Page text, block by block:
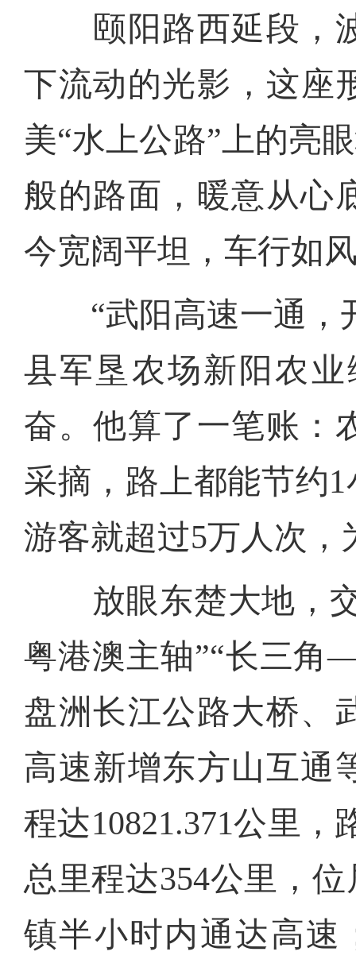
颐阳路西延段，波
下流动的光影，这座
美“水上公路”上的亮
般的路面，暖意从心
今宽阔平坦，车行如
“武阳高速一通，开
县军垦农场新阳农
奋。他算了一笔账：
采摘，路上都能节约
游客就超过5万人次
放眼东楚大地，交
粤港澳主轴”“长三角
盘洲长江公路大桥、
高速新增东方山互通
程达10821.371公里，
总里程达354公里，
镇半小时内通达高速